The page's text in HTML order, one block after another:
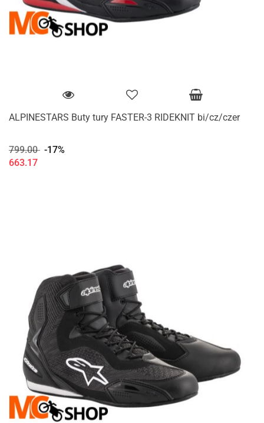
ALPINESTARS Buty tury FASTER-3 RIDEKNIT bi/cz/czer
799.00 -17%
663.17